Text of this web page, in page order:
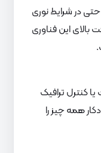
در شرایط نوری
این فناوری
کنترل ترافیک
همه چیز را